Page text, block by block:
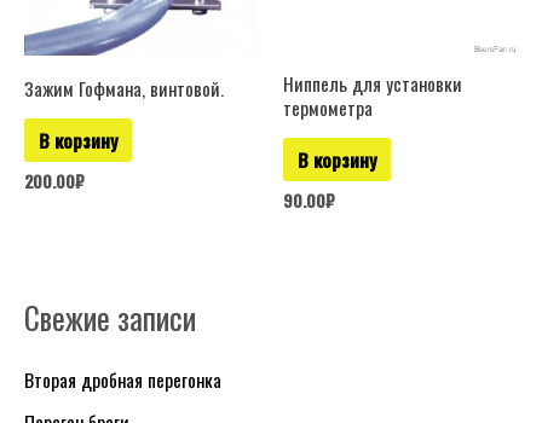
Свежие записи
Вторая дробная перегонка
Р
б
Зажим Гофмана, винтовой.
В корзину
200.00₽
Ниппель для установки
термометра
В корзину
90.00₽